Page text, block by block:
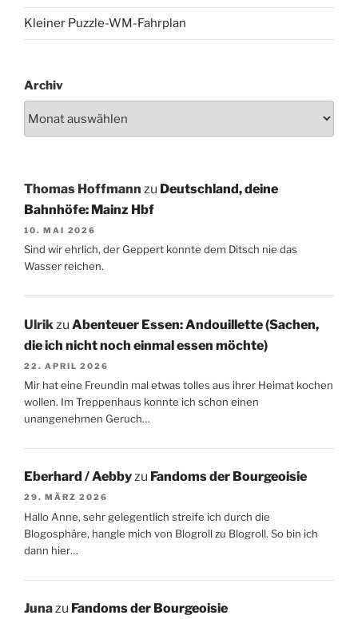
Kleiner Puzzle-WM-Fahrplan
Archiv
Thomas Hoffmann zu Deutschland, deine
Bahnhöfe: Mainz Hbf
10. MAI 2026
Sind wir ehrlich, der Geppert konnte dem Ditsch nie das
Wasser reichen.
Ulrik zu Abenteuer Essen: Andouillette (Sachen,
die ich nicht noch einmal essen möchte)
22. APRIL 2026
Mir hat eine Freundin mal etwas tolles aus ihrer Heimat kochen
wollen. Im Treppenhaus konnte ich schon einen
unangenehmen Geruch…
Eberhard / Aebbyzu Fandoms der Bourgeoisie
29. MÄRZ 2026
Hallo Anne, sehr gelegentlich streife ich durch die
Blogosphäre, hangle mich von Blogroll zu Blogroll. So bin ich
dann hier…
Junazu Fandoms der Bourgeoisie